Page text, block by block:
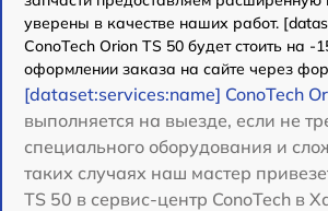
уверены в качестве наших работ.
ConoTech Orion TS 50 будет стоить на
оформлении заказа на сайте через
[dataset:services:name] ConoTech
выполняется на выезде, если не
специального оборудования и
таких случаях наш мастер
TS 50 в сервис-центр ConoTech в